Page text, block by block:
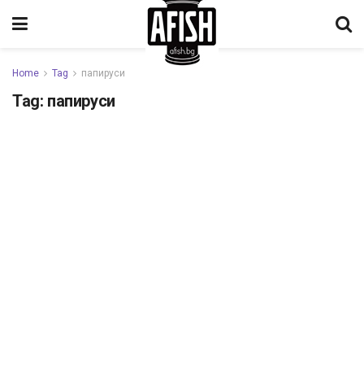
Home Tag папируси
Tag: папируси